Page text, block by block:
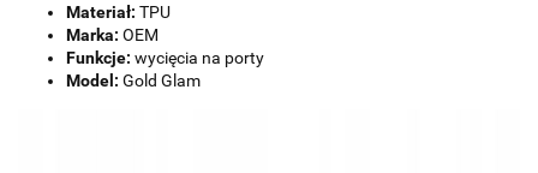
Materiał: TPU
Marka: OEM
Funkcje: wycięcia na porty
Model: Gold Glam